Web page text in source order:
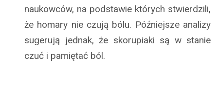
naukowców, na podstawie których stwierdzili,
że homary nie czują bólu. Późniejsze analizy
sugerują jednak, że skorupiaki są w stanie
czuć i pamiętać ból.